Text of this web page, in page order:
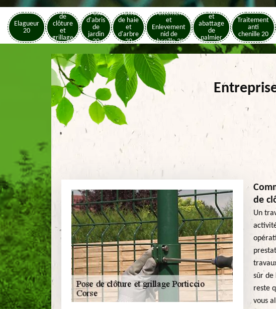
Elagueur
20
Pose
de
clôture
et
grillage
20
Pose
d'abris
de
jardin
20
Taille
de haie
et
d'arbre
20
Traitement
et
Enlevement
nid de
chenille 20
Elagage
et
abattage
de
palmier
20
Traitement
anti
chenille 20
de
Un
sûr de
reste
vous